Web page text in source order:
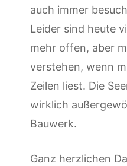
auch immer
Leider sind heute
mehr offen, aber
verstehen, wenn
Zeilen liest. Die
wirklich
Bauwerk.
Ganz herzlichen